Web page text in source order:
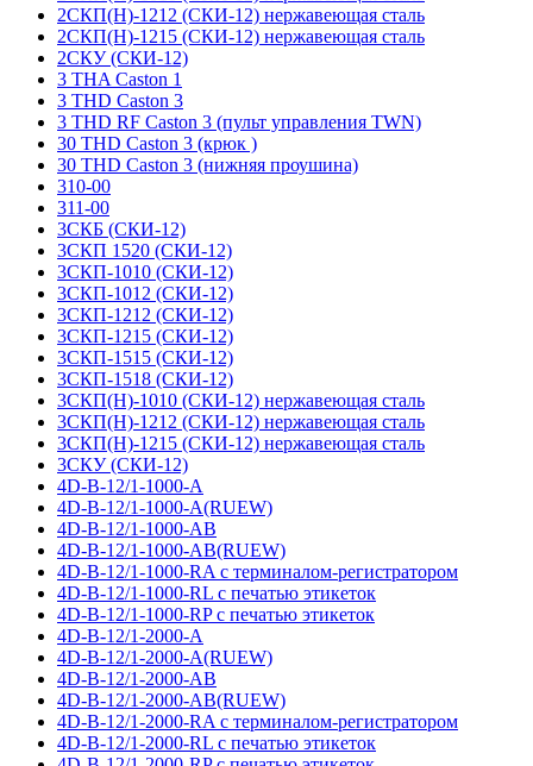
2СКП(Н)-1212 (СКИ-12) нержавеющая сталь
2СКП(Н)-1215 (СКИ-12) нержавеющая сталь
2СКУ (СКИ-12)
3 THA Caston 1
3 THD Caston 3
3 THD RF Caston 3 (пульт управления TWN)
30 THD Caston 3 (крюк )
30 THD Caston 3 (нижняя проушина)
310-00
311-00
3СКБ (СКИ-12)
3СКП 1520 (СКИ-12)
3СКП-1010 (СКИ-12)
3СКП-1012 (СКИ-12)
3СКП-1212 (СКИ-12)
3СКП-1215 (СКИ-12)
3СКП-1515 (СКИ-12)
3СКП-1518 (СКИ-12)
3СКП(Н)-1010 (СКИ-12) нержавеющая сталь
3СКП(Н)-1212 (СКИ-12) нержавеющая сталь
3СКП(Н)-1215 (СКИ-12) нержавеющая сталь
3СКУ (СКИ-12)
4D-B-12/1-1000-A
4D-B-12/1-1000-A(RUEW)
4D-B-12/1-1000-AB
4D-B-12/1-1000-AB(RUEW)
4D-B-12/1-1000-RA с терминалом-регистратором
4D-B-12/1-1000-RL с печатью этикеток
4D-B-12/1-1000-RP с печатью этикеток
4D-B-12/1-2000-A
4D-B-12/1-2000-A(RUEW)
4D-B-12/1-2000-AB
4D-B-12/1-2000-AB(RUEW)
4D-B-12/1-2000-RA с терминалом-регистратором
4D-B-12/1-2000-RL с печатью этикеток